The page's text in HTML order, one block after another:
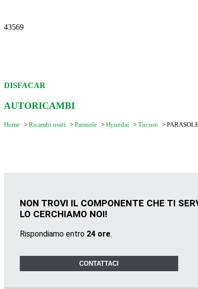
43569
DISFACAR
AUTORICAMBI
Home > Ricambi usati > Parasole > Hyundai > Tucson >
NON TROVI IL COMPONENTE CHE TI
LO CERCHIAMO NOI!
Rispondiamo entro 24 ore.
CONTATTACI